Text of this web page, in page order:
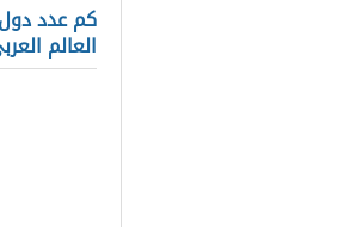
كم عدد دول
العالم